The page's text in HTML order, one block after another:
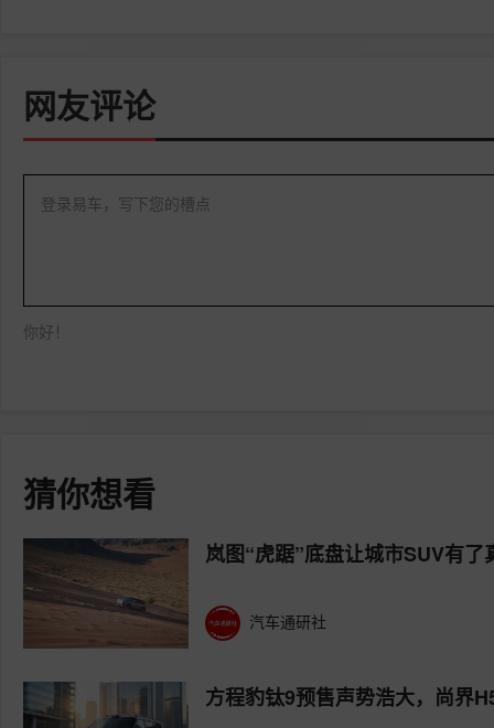
网友评论
登录易车，写下您的槽点
你好！
猜你想看
岚图“虎踞”底盘让城市SUV有了
汽车通研社
方程豹钛9预售声势浩大，尚界